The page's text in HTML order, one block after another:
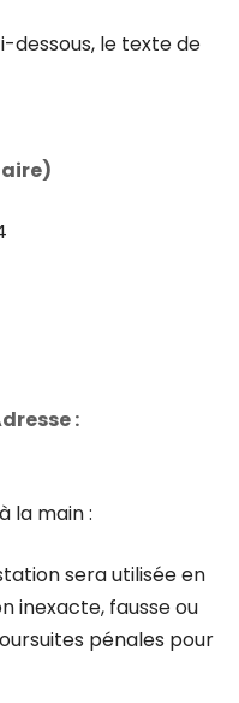
dessous, le texte de
:
la main :
sera utilisée en
inexacte, fausse ou
pénales pour